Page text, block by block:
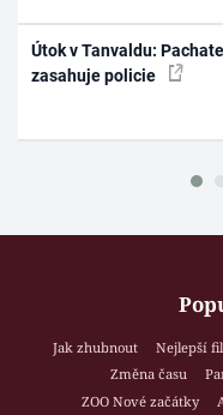
Útok v Tanvaldu:
zasahuje policie
Jak zhubnout Nejlepší
Změna času
ZOO Nové začátky